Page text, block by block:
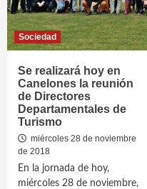
Sociedad
Se realizará hoy en
Canelones la reunión
de Directores
Departamentales de
Turismo
miércoles 28 de noviembre
de 2018
En la jornada de hoy,
miércoles 28 de noviembre,